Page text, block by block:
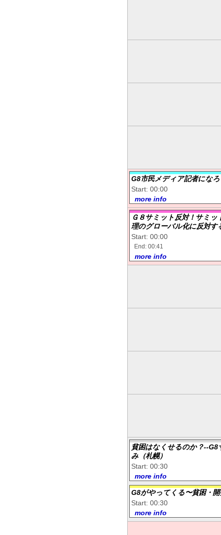
G8市民メディア記者にな
Start: 00:00
more info
Ｇ８サミット反対！サミ
理のグローバル化に反対す
Start: 00:00
End: 00:41
more info
貧困はなくせるのか？--
み（札幌）
Start: 00:30
more info
G8がやってくる〜貧困・
Start: 00:30
more info